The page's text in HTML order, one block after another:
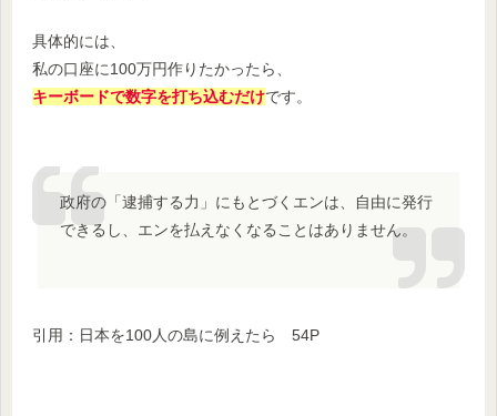
具体的には、
私の口座に100万円作りたかったら、
キーボードで数字を打ち込むだけです。
政府の「逮捕する力」にもとづくエンは、自由に発行
できるし、エンを払えなくなることはありません。
引用：日本を100人の島に例えたら 54P